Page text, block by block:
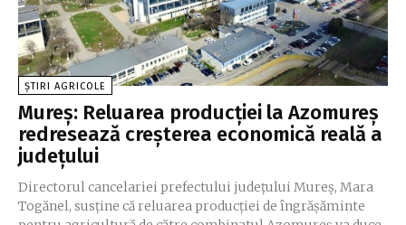
ȘTIRI AGRICOLE
Mureș: Reluarea producţiei la Azomureş
redresează creşterea economică reală a
judeţului
Directorul cancelariei prefectului judeţului Mureş, Mara
Togănel, susţine că reluarea producţiei de îngrăşăminte